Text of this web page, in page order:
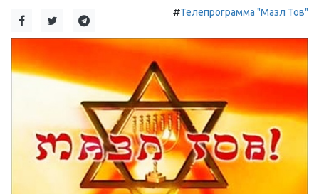
#Телепрограмма "Мазл Тов"